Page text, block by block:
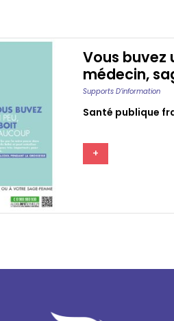
Vous buvez
médecin,
Supports D’information
Santé publique
+